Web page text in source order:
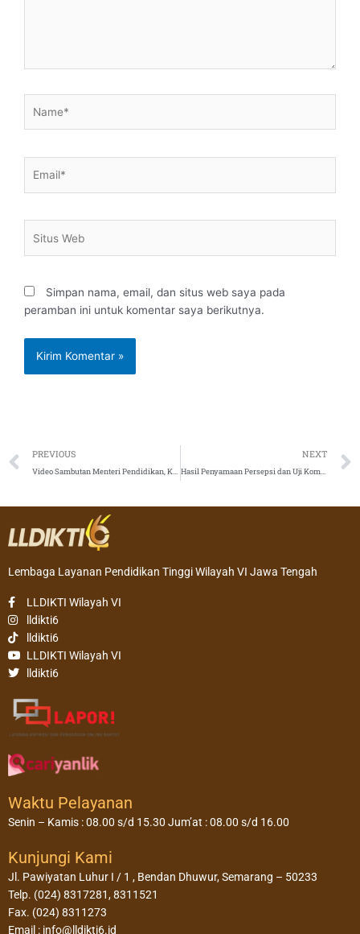
Web
Simpan nama, email, dan situs web saya pada
peramban ini untuk komentar saya berikutnya.
Prev
PREVIOUS
Video Sambutan Menteri Pendidikan, Kebudayaan, Riset, dan Teknologi terkait PKKMB Tahun 2022
NEXT
Hasil Penyamaan Persepsi dan Uji Kompetensi Asesor Beban Kerja Dosen (BKD) Tahun 2022
Lembaga Layanan Pendidikan Tinggi Wilayah VI Jawa Tengah
LLDIKTI Wilayah VI
lldikti6
lldikti6
LLDIKTI Wilayah VI
lldikti6
Waktu Pelayanan
Senin – Kamis : 08.00 s/d 15.30 Jum’at : 08.00 s/d 16.00
Kunjungi Kami
Jl. Pawiyatan Luhur I / 1 , Bendan Dhuwur, Semarang – 50233
Telp. (024) 8317281, 8311521
Fax. (024) 8311273
Email : info@lldikti6.id